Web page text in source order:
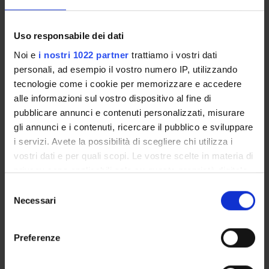
Uso responsabile dei dati
Noi e i nostri 1022 partner trattiamo i vostri dati
personali, ad esempio il vostro numero IP, utilizzando
tecnologie come i cookie per memorizzare e accedere
alle informazioni sul vostro dispositivo al fine di
pubblicare annunci e contenuti personalizzati, misurare
gli annunci e i contenuti, ricercare il pubblico e sviluppare
i servizi. Avete la possibilità di scegliere chi utilizza i
vostri dati e per quali scopi. Le vostre scelte in materia di
privacy sono applicabili solo su questa proprietà digitale
modificare o revocare il proprio consenso in qualsiasi
momento dalla Dichiarazione sui cookie o facendo clic
delNecessari
Preferenze
VERONA
Dipartimento di riferimento
Scienze Umane
Macro area
Scienze Umanistiche
Formazione, Filosofia e Servizio Sociale
Presentazione